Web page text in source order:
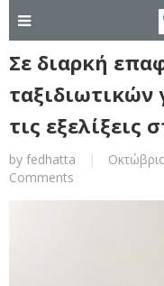
Σε διαρκή
ταξιδιωτικών
τις εξελίξεις
by fedhatta |
Comments